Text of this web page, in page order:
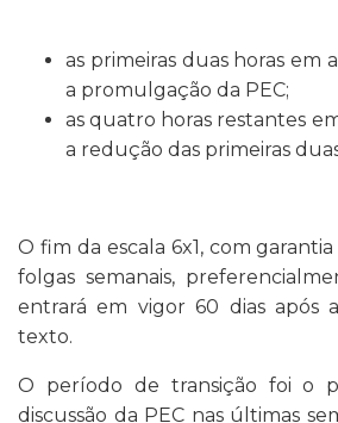
as primeiras duas horas em
a promulgação da PEC;
as quatro horas restantes
a redução das primeiras
O fim da escala 6x1, com
folgas semanais,
entrará em vigor 60 dias após
texto.
O período de transição foi o
discussão da PEC nas últimas